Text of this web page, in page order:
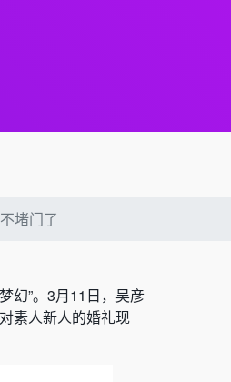
堵门了
幻”。3月11日，吴彦
素人新人的婚礼现